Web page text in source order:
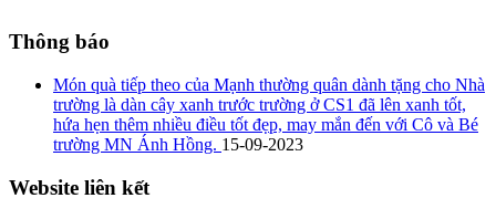
Thông báo
Món quà tiếp theo của Mạnh thường quân dành tặng cho Nhà
trường là dàn cây xanh trước trường ở CS1 đã lên xanh tốt,
hứa hẹn thêm nhiều điều tốt đẹp, may mắn đến với Cô và Bé
trường MN Ánh Hồng. 15-09-2023
Website liên kết